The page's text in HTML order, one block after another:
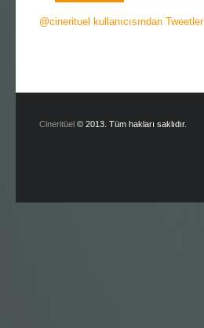
@cinerituel kullanıcısından Tweetler
Cineritüel © 2013. Tüm hakları saklıdır.